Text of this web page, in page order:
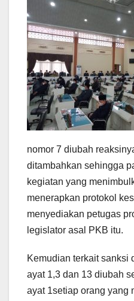
nomor 7 diubah
ditambahkan sehingga
kegiatan yang
menerapkan protokol
menyediakan petugas
legislator asal PKB itu.
Kemudian terkait sanksi
ayat 1,3 dan 13 diubah
ayat 1setiap orang yang